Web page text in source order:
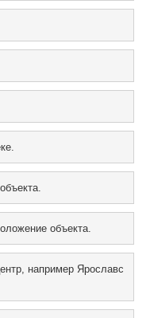
объекта.
например Ярославс